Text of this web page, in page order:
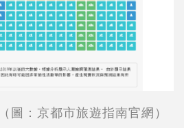
圖：京都市旅遊指南官網）